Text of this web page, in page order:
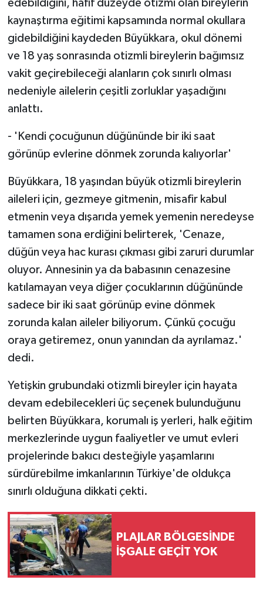
edebildiğini, hafif düzeyde otizmi olan bireylerin
kaynaştırma eğitimi kapsamında normal okullara
gidebildiğini kaydeden Büyükkara, okul dönemi
ve 18 yaş sonrasında otizmli bireylerin bağımsız
vakit geçirebileceği alanların çok sınırlı olması
nedeniyle ailelerin çeşitli zorluklar yaşadığını
anlattı.
- 'Kendi çocuğunun düğününde bir iki saat
görünüp evlerine dönmek zorunda kalıyorlar'
Büyükkara, 18 yaşından büyük otizmli bireylerin
aileleri için, gezmeye gitmenin, misafir kabul
etmenin veya dışarıda yemek yemenin neredeyse
tamamen sona erdiğini belirterek, 'Cenaze,
düğün veya hac kurası çıkması gibi zaruri durumlar
oluyor. Annesinin ya da babasının cenazesine
katılamayan veya diğer çocuklarının düğününde
sadece bir iki saat görünüp evine dönmek
zorunda kalan aileler biliyorum. Çünkü çocuğu
oraya getiremez, onun yanından da ayrılamaz.'
dedi.
Yetişkin grubundaki otizmli bireyler için hayata
devam edebilecekleri üç seçenek bulunduğunu
belirten Büyükkara, korumalı iş yerleri, halk eğitim
merkezlerinde uygun faaliyetler ve umut evleri
projelerinde bakıcı desteğiyle yaşamlarını
sürdürebilme imkanlarının Türkiye'de oldukça
sınırlı olduğuna dikkati çekti.
PLAJLAR BÖLGESİNDE
İŞGALE GEÇİT YOK